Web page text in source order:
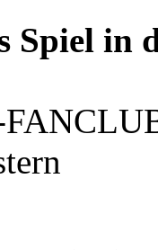
Spiel in